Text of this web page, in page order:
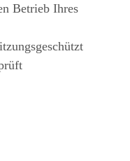
Betrieb Ihres